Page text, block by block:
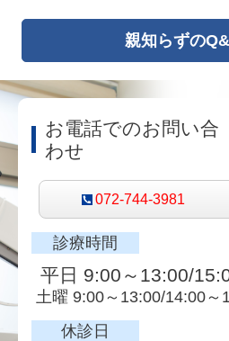
親知らずの
お電話でのお問い合
わせ
072-744-3981
診療時間
平日 9:00～13:00/
土曜 9:00～13:00/14:00～
休診日